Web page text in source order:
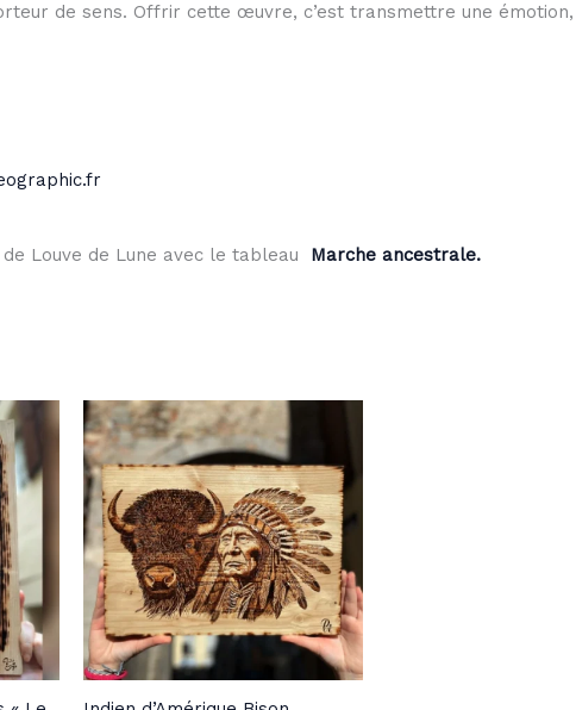
de sens. Offrir cette œuvre, c’est transmettre une émotion,
Louve de Lune avec le tableau
Marche ancestrale.